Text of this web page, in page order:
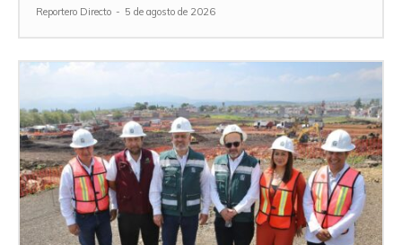
Reportero Directo - 5 de agosto de 2026